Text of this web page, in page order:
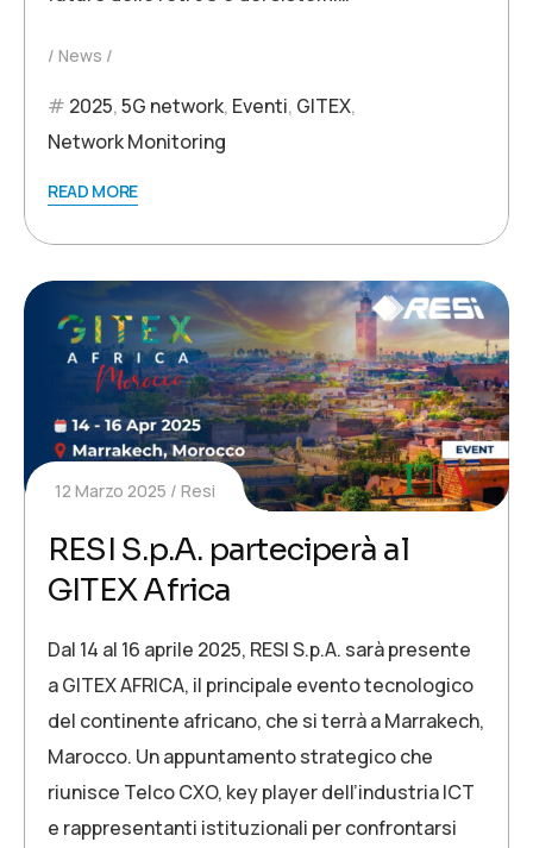
News
2025,5G network, Eventi, GITEX,
Network Monitoring
READ MORE
12 Marzo 2025 Resi
RESI S.p.A. parteciperà al
GITEX Africa
Dal 14 al 16 aprile 2025, RESI S.p.A. sarà presente
a GITEX AFRICA, il principale evento tecnologico
del continente africano, che si terrà a Marrakech,
Marocco. Un appuntamento strategico che
riunisce Telco CXO, key player dell’industria ICT
e rappresentanti istituzionali per confrontarsi